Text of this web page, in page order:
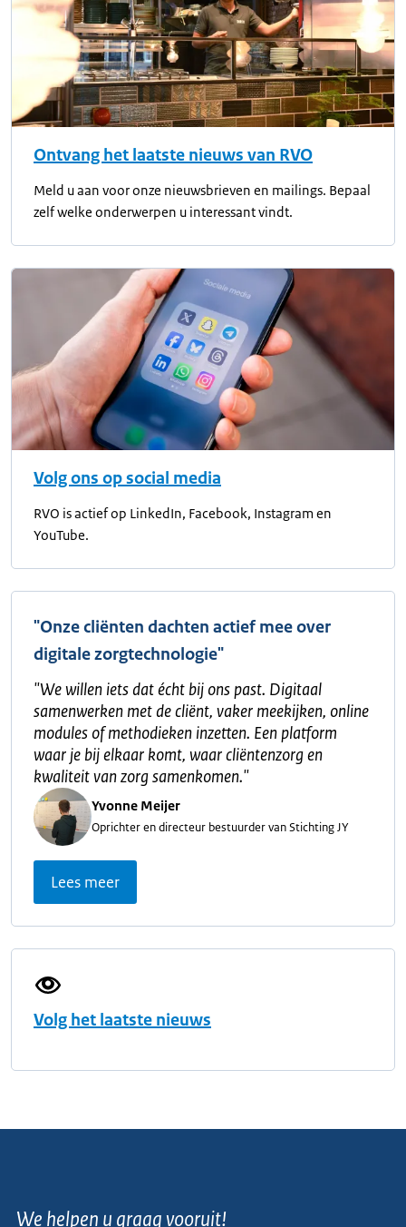
Ontvang het laatste nieuws van RVO
Meld u aan voor onze nieuwsbrieven en mailings. Bepaal
zelf welke onderwerpen u interessant vindt.
Volg ons op social media
RVO is actief op LinkedIn, Facebook, Instagram en
YouTube.
"Onze cliënten dachten actief mee over
digitale zorgtechnologie"
"We willen iets dat écht bij ons past. Digitaal
samenwerken met de cliënt, vaker meekijken, online
modules of methodieken inzetten. Een platform
waar je bij elkaar komt, waar cliëntenzorg en
kwaliteit van zorg samenkomen."
Yvonne Meijer
Oprichter en directeur bestuurder van Stichting JY
Lees meer
Volg het laatste nieuws
We helpen u graag vooruit!